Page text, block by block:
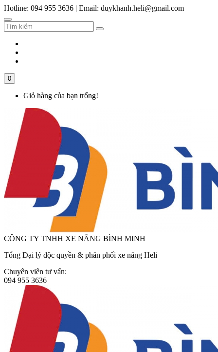
Hotline: 094 955 3636 | Email: duykhanh.heli@gmail.com
0
Giỏ hàng của bạn trống!
CÔNG TY TNHH XE NÂNG BÌNH MINH
Tổng Đại lý độc quyền & phân phối xe nâng Heli
Chuyên viên tư vấn:
094 955 3636